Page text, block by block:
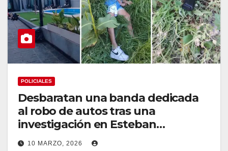
POLICIALES
Desbaratan una banda dedicada
al robo de autos tras una
investigación en Esteban
Echeverría
10 MARZO, 2026